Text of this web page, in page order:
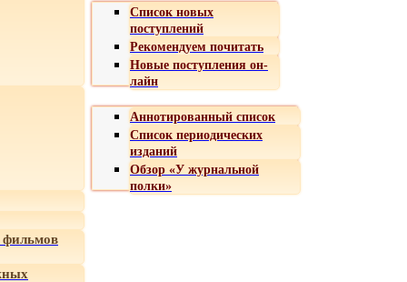
Список новых
поступлений
Рекомендуем почитать
Новые поступления он-
лайн
Аннотированный список
Список периодических
изданий
Обзор «У журнальной
полки»